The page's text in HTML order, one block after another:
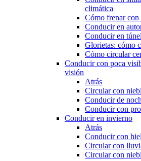
climática
Cómo frenar con
Conducir en
Conducir en
Glorietas: cómo
Cómo circular
Conducir con poca
visión
Atrás
Circular con
Conducir de
Conducir con
Conducir en invierno
Atrás
Conducir con
Circular con
Circular con